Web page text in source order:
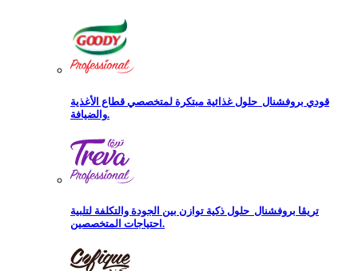
قودي بروفشنال حلول غذائية مبتكرة لمتخصصي قطاع الأغذية
والضيافة.
تريڨا بروفشنال حلول ذكية توازن بين الجودة والتكلفة لتلبية
احتياجات المتخصصين.